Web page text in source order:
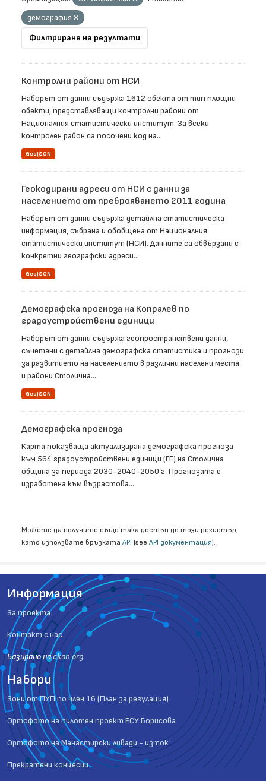
демография
Филтриране на резултати
Контролни райони от НСИ
Наборът от данни съдържа 1612 обекта от тип площни
обекти, представляващи контролни райони от
Националния статистически институт. За всеки
контролен район са посочени код на...
GeoJSON
Геокодирани адреси от НСИ с данни за
населението от преброяването 2011 година
Наборът от данни съдържа детайлна статистическа
информация, събрана и обобщена от Националния
статистически институт (НСИ). Данните са обвързани с
конкретни географски адреси...
GeoJSON
Демографска прогноза на Копралев по
градоустройствени единици
Наборът от данни съдържа геопространствени данни,
съчетани с детайлна демографска статистика и прогнози
за развитието на населението в различни населени места
и райони Столична...
GeoJSON
Демографска прогноза
Карта показваща актуализирана демографска прогноза
към 564 градоустройствени единици (ГЕ) на Столична
община за периода 2030-2040-2050 г. Прогнозата е
изработена към възрастова...
Можете да получите също така достъп до този регистър,
като използвате връзката API (see API документация).
Информация
За проекта
Контакт с нас
Базиранo наckan.org
Набори
Зони от ПУП по член 16 (План за регулация)
Ортофото на пилотен проект ЕСУ Борисова
Ортофото на Манастирски ливади - изток
Прекратени концесии